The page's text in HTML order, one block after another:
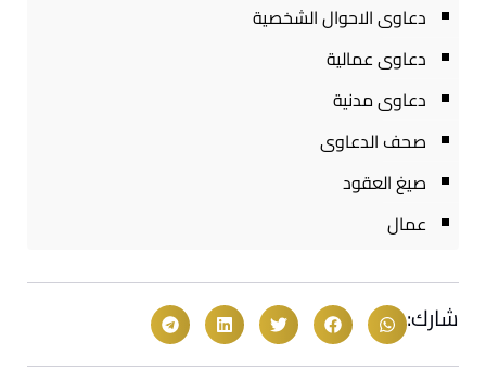
دعاوى الاحوال الشخصية
دعاوى عمالية
دعاوى مدنية
صحف الدعاوى
صيغ العقود
عمال
شارك: